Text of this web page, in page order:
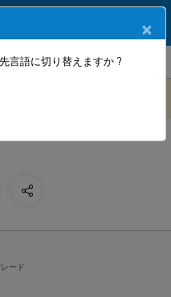
Application Delivery
Delivery
ード
×
言語に切り替えますか ?